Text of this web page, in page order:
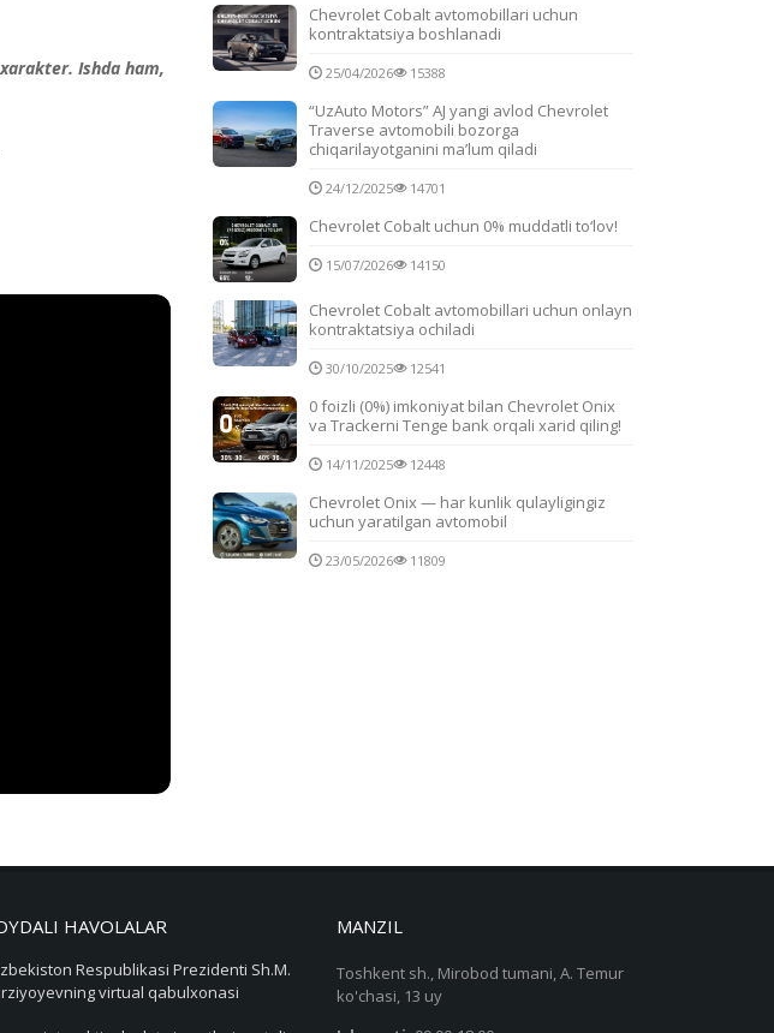
Ishda ham,
Chevrolet Cobalt avtomobillari uchun
kontraktatsiya boshlanadi
25/04/2026 15388
“UzAuto Motors” AJ yangi avlod Chevrolet
Traverse avtomobili bozorga
chiqarilayotganini ma’lum qiladi
24/12/2025 14701
Chevrolet Cobalt uchun 0% muddatli to‘lov!
15/07/2026 14150
Chevrolet Cobalt avtomobillari uchun onlayn
kontraktatsiya ochiladi
30/10/2025 12541
0 foizli (0%) imkoniyat bilan Chevrolet Onix
va Trackerni Tenge bank orqali xarid qiling!
14/11/2025 12448
Chevrolet Onix — har kunlik qulayligingiz
uchun yaratilgan avtomobil
23/05/2026 11809
HAVOLALAR
Respublikasi Prezidenti Sh.M.
virtual qabulxonasi
MANZIL
Toshkent sh., Mirobod tumani, A. Temur
ko'chasi, 13 uy